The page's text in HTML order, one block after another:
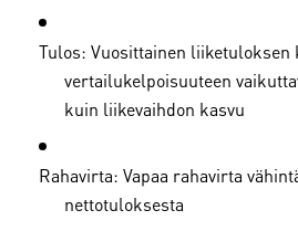
Tulos: Vuosittainen liiketuloksen
vertailukelpoisuuteen
kuin liikevaihdon kasvu
Rahavirta: Vapaa rahavirta
nettotuloksesta